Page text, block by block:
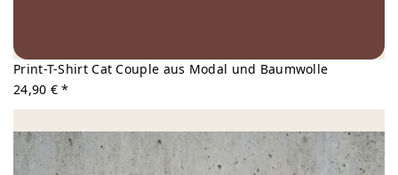
Print-T-Shirt Cat Couple aus Modal und Baumwolle
24,90 € *